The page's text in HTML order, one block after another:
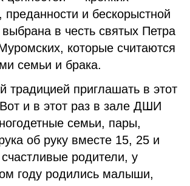
преданности и бескорыстной
в честь святых Петра
которые считаются
семьи и брака.
традицией приглашать в этот
и в этот раз в зале ДШИ
семьи, пары,
об руку вместе 15, 25 и
родители, у
году родились малыши,